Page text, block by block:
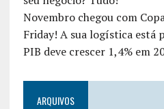
Novembro chegou com
Friday! A sua logística está
PIB deve crescer 1,4% em
ARQUIVOS